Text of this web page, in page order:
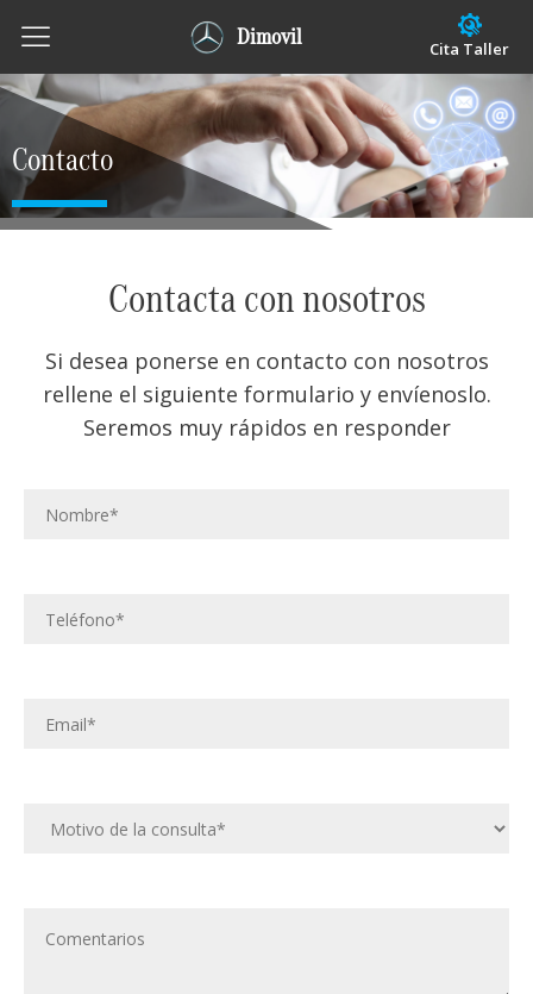
Dimovil Cita Taller
Contacto
Contacta con nosotros
Si desea ponerse en contacto con nosotros
rellene el siguiente formulario y envíenoslo.
Seremos muy rápidos en responder